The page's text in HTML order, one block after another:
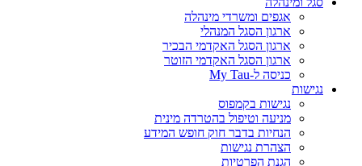
אגפים ומשרדי מינהלה
ארגון הסגל המנהלי
ארגון הסגל האקדמי הבכיר
ארגון הסגל האקדמי הזוטר
כניסה ל-My Tau
נגישות
נגישות בקמפוס
מניעה וטיפול בהטרדה מינית
הנחיות בדבר חוק חופש המידע
הצהרת נגישות
הגנת הפרטיות